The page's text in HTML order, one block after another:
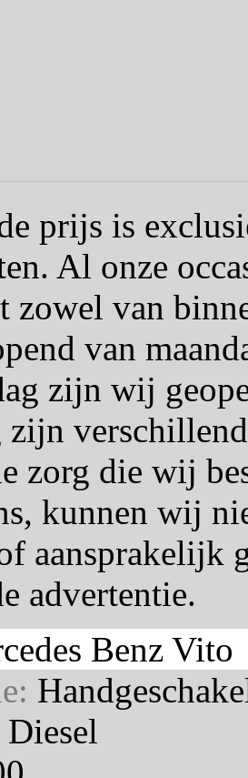
prijs is
Al onze
zowel van
van
zijn wij
zorg die wij
kunnen wij
aansprakelijk
advertentie.
Benz
Diesel